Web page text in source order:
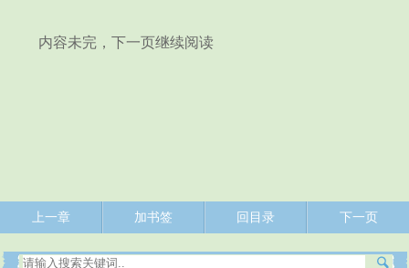
内容未完，下一页继续阅读
上一章 加书签 回目录 下一页